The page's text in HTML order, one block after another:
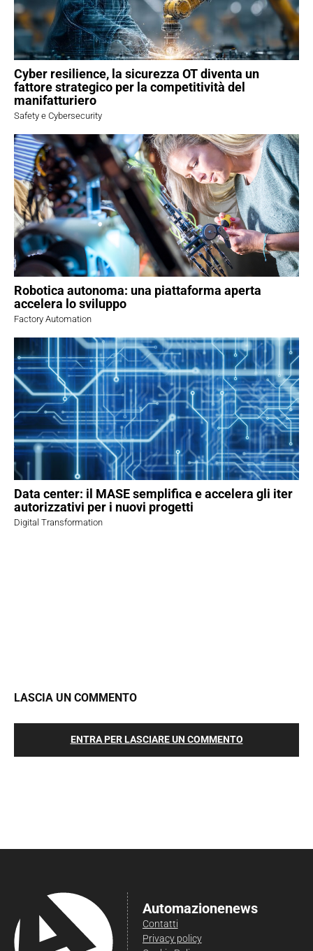
Cyber resilience, la sicurezza OT diventa un
fattore strategico per la competitività del
manifatturiero
Safety e Cybersecurity
Robotica autonoma: una piattaforma aperta
accelera lo sviluppo
Factory Automation
Data center: il MASE semplifica e accelera gli iter
autorizzativi per i nuovi progetti
Digital Transformation
LASCIA UN COMMENTO
ENTRA PER LASCIARE UN COMMENTO
Automazionenews
Contatti
Privacy policy